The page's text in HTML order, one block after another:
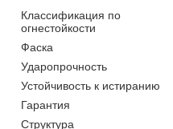
Классификация по
огнестойкости
Фаска
Ударопрочность
Устойчивость к истиранию
Гарантия
Структура